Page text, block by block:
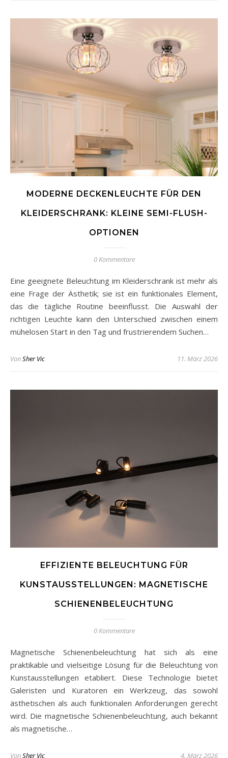
MODERNE DECKENLEUCHTE FÜR DEN
KLEIDERSCHRANK: KLEINE SEMI-FLUSH-
OPTIONEN
0 Kommentare
Eine geeignete Beleuchtung im Kleiderschrank ist mehr als
eine Frage der Ästhetik; sie ist ein funktionales Element,
das die tägliche Routine beeinflusst. Die Auswahl der
richtigen Leuchte kann den Unterschied zwischen einem
mühelosen Start in den Tag und frustrierendem Suchen…
VonSher Vic 11. März 2026
EFFIZIENTE BELEUCHTUNG FÜR
KUNSTAUSSTELLUNGEN: MAGNETISCHE
SCHIENENBELEUCHTUNG
0 Kommentare
Magnetische Schienenbeleuchtung hat sich als eine
praktikable und vielseitige Lösung für die Beleuchtung von
Kunstausstellungen etabliert. Diese Technologie bietet
Galeristen und Kuratoren ein Werkzeug, das sowohl
ästhetischen als auch funktionalen Anforderungen gerecht
wird. Die magnetische Schienenbeleuchtung, auch bekannt
als magnetische…
VonSher Vic 4. März 2026